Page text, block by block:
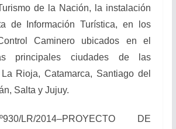
de la Nación, la instalación
de Información Turística, en los
Caminero ubicados en el
principales ciudades de las
Rioja, Catamarca, Santiago del
Salta y Jujuy.
LR/2014–PROYECTO DE